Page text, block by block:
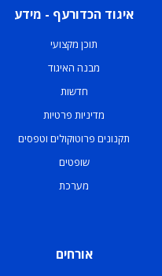
איגוד הכדורעף - מידע
תוכן מקצועי
מבנה האיגוד
חדשות
מדיניות פרטיות
תקנונים פרוטוקולים וטפסים
שופטים
מערכת
אורחים